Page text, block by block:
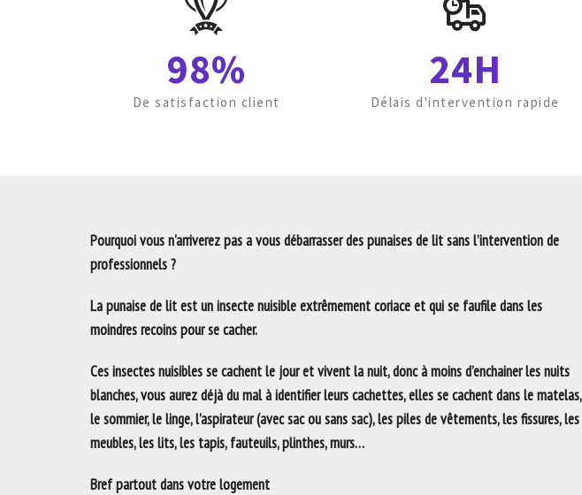
98%
De satisfaction client
24H
Délais d'intervention rapide
Pourquoi vous n'arriverez pas a vous débarrasser des punaises de lit sans l’intervention de
professionnels ?
La punaise de lit est un insecte nuisible extrêmement coriace et qui se faufile dans les
moindres recoins pour se cacher.
Ces insectes nuisibles se cachent le jour et vivent la nuit, donc à moins d’enchainer les nuits
blanches, vous aurez déjà du mal à identifier leurs cachettes, elles se cachent dans le matelas,
le sommier, le linge, l’aspirateur (avec sac ou sans sac), les piles de vêtements, les fissures, les
meubles, les lits, les tapis, fauteuils, plinthes, murs…
Bref partout dans votre logement